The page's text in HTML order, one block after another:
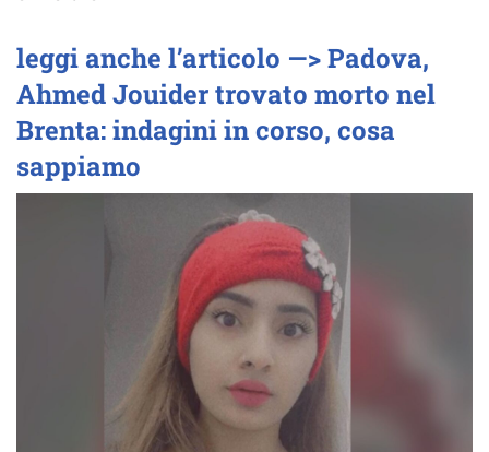
leggi anche l’articolo —> Padova,
Ahmed Jouider trovato morto nel
Brenta: indagini in corso, cosa
sappiamo